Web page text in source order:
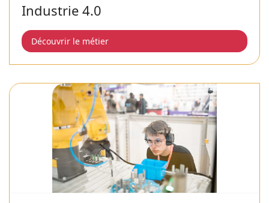
Industrie 4.0
Découvrir le métier